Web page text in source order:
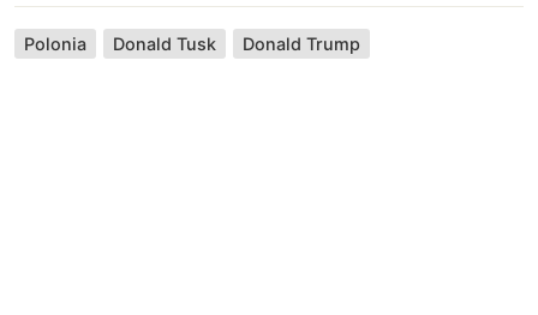
Polonia Donald Tusk Donald Trump